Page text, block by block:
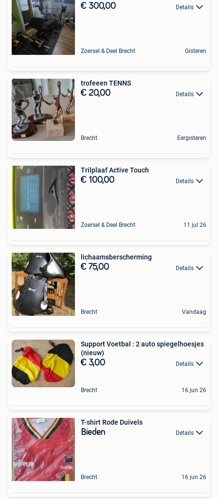
€ 300,00 Details
Zoersel & Deel Brecht Gisteren
trofeeen TENNS
€ 20,00 Details
Brecht Eergisteren
Trilplaaf Active Touch
€ 100,00 Details
Zoersel & Deel Brecht 11 jul 26
lichaamsberscherming
€ 75,00 Details
Brecht Vandaag
Support Voetbal : 2 auto spiegelhoesjes
(nieuw)
€ 3,00 Details
Brecht 16 jun 26
T-shirt Rode Duivels
Bieden Details
Brecht 16 jun 26